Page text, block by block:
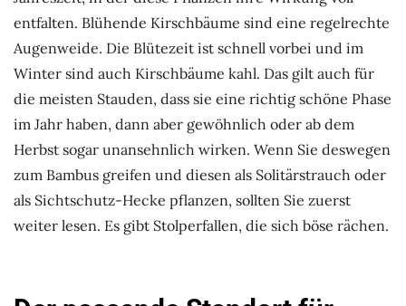
entfalten. Blühende Kirschbäume sind eine regelrechte
Augenweide. Die Blütezeit ist schnell vorbei und im
Winter sind auch Kirschbäume kahl. Das gilt auch für
die meisten Stauden, dass sie eine richtig schöne Phase
im Jahr haben, dann aber gewöhnlich oder ab dem
Herbst sogar unansehnlich wirken. Wenn Sie deswegen
zum Bambus greifen und diesen als Solitärstrauch oder
als Sichtschutz-Hecke pflanzen, sollten Sie zuerst
weiter lesen. Es gibt Stolperfallen, die sich böse rächen.